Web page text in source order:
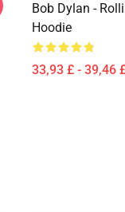
Bob Dylan -
Hoodie
33,93 £ - 39,46